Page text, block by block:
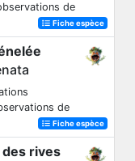
de
Fiche espèce
de
Fiche espèce
rives